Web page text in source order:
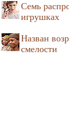
Семь
игрушках
Назван
смелости